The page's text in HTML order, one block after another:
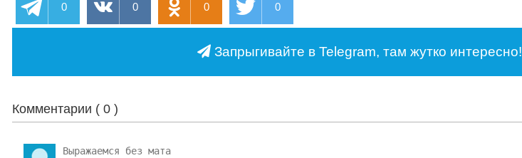
0 0 0 0
Запрыгивайте в Telegram, там жутко интересно!
Комментарии ( 0 )